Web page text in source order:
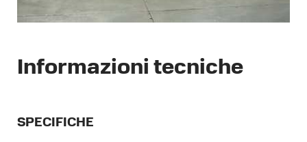
Informazioni tecniche
SPECIFICHE